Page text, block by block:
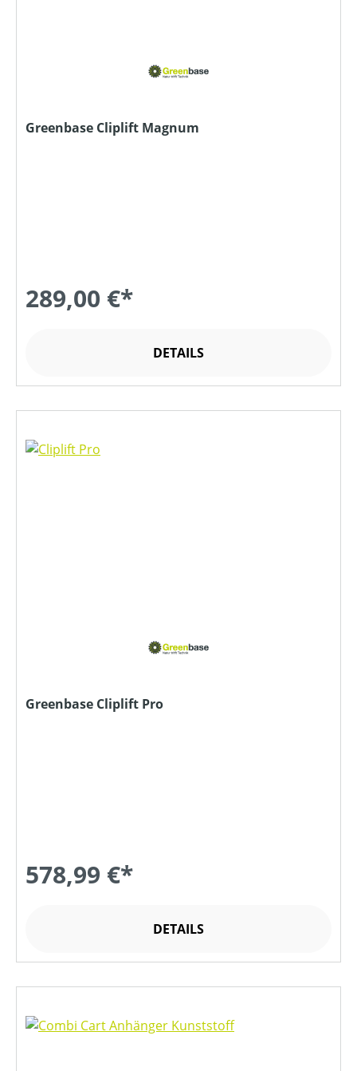
Greenbase Cliplift Magnum
289,00 €*
DETAILS
Greenbase Cliplift Pro
578,99 €*
DETAILS